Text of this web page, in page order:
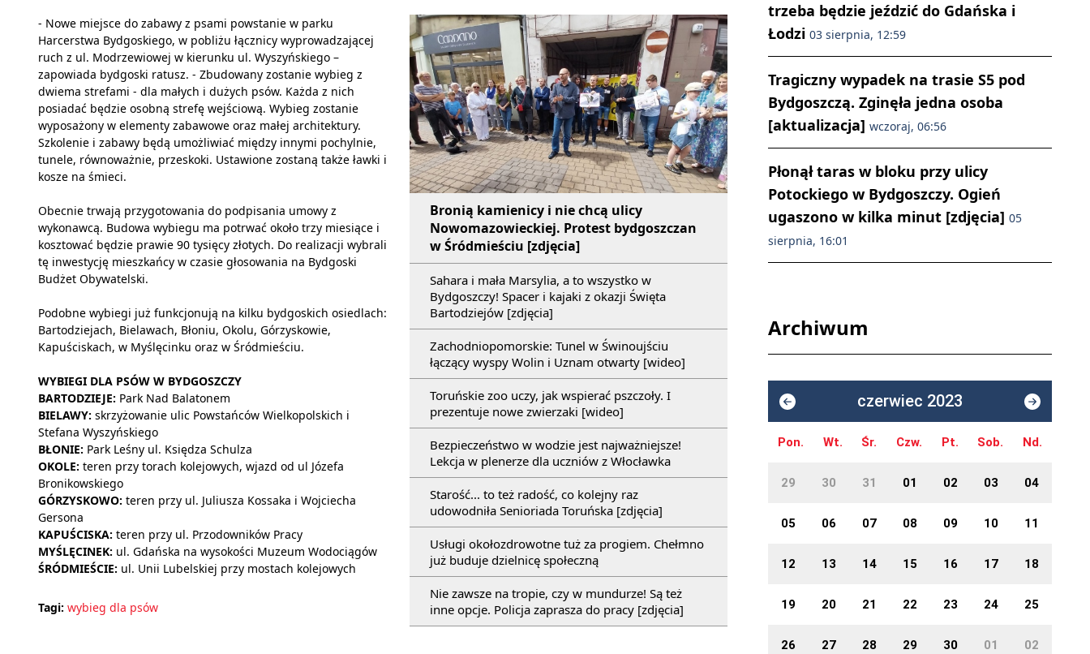
Bronią kamienicy i nie chcą ulicy
Nowomazowieckiej. Protest bydgoszczan
w Śródmieściu [zdjęcia]
Sahara i mała Marsylia, a to wszystko w
Bydgoszczy! Spacer i kajaki z okazji Święta
Bartodziejów [zdjęcia]
Zachodniopomorskie: Tunel w Świnoujściu
łączący wyspy Wolin i Uznam otwarty [wideo]
Toruńskie zoo uczy, jak wspierać pszczoły. I
prezentuje nowe zwierzaki [wideo]
Bezpieczeństwo w wodzie jest najważniejsze!
Lekcja w plenerze dla uczniów z Włocławka
Starość... to też radość, co kolejny raz
udowodniła Senioriada Toruńska [zdjęcia]
Usługi okołozdrowotne tuż za progiem. Chełmno
już buduje dzielnicę społeczną
Nie zawsze na tropie, czy w mundurze! Są też
inne opcje. Policja zaprasza do pracy [zdjęcia]
- Nowe miejsce do zabawy z psami powstanie w parku
Harcerstwa Bydgoskiego, w pobliżu łącznicy wyprowadzającej
ruch z ul. Modrzewiowej w kierunku ul. Wyszyńskiego –
zapowiada bydgoski ratusz. - Zbudowany zostanie wybieg z
dwiema strefami - dla małych i dużych psów. Każda z nich
posiadać będzie osobną strefę wejściową. Wybieg zostanie
wyposażony w elementy zabawowe oraz małej architektury.
Szkolenie i zabawy będą umożliwiać między innymi pochylnie,
tunele, równoważnie, przeskoki. Ustawione zostaną także ławki i
kosze na śmieci.
Obecnie trwają przygotowania do podpisania umowy z
wykonawcą. Budowa wybiegu ma potrwać około trzy miesiące i
kosztować będzie prawie 90 tysięcy złotych. Do realizacji wybrali
tę inwestycję mieszkańcy w czasie głosowania na Bydgoski
Budżet Obywatelski.
Podobne wybiegi już funkcjonują na kilku bydgoskich osiedlach:
Bartodziejach, Bielawach, Błoniu, Okolu, Górzyskowie,
Kapuściskach, w Myślęcinku oraz w Śródmieściu.
WYBIEGI DLA PSÓW W BYDGOSZCZY
BARTODZIEJE: Park Nad Balatonem
BIELAWY: skrzyżowanie ulic Powstańców Wielkopolskich i
Stefana Wyszyńskiego
BŁONIE: Park Leśny ul. Księdza Schulza
OKOLE: teren przy torach kolejowych, wjazd od ul Józefa
Bronikowskiego
GÓRZYSKOWO: teren przy ul. Juliusza Kossaka i Wojciecha
Gersona
KAPUŚCISKA: teren przy ul. Przodowników Pracy
MYŚLĘCINEK: ul. Gdańska na wysokości Muzeum Wodociągów
ŚRÓDMIEŚCIE: ul. Unii Lubelskiej przy mostach kolejowych
Tagi: wybieg dla psów
trzeba będzie jeździć do Gdańska i
Łodzi 03 sierpnia, 12:59
Tragiczny wypadek na trasie S5 pod
Bydgoszczą. Zginęła jedna osoba
[aktualizacja] wczoraj, 06:56
Płonął taras w bloku przy ulicy
Potockiego w Bydgoszczy. Ogień
ugaszono w kilka minut [zdjęcia] 05
sierpnia, 16:01
Archiwum
czerwiec 2023
Pon. Wt. Śr. Czw. Pt. Sob. Nd.
29 30 31 01 02 03 04
05 06 07 08 09 10 11
12 13 14 15 16 17 18
19 20 21 22 23 24 25
26 27 28 29 30 01 02